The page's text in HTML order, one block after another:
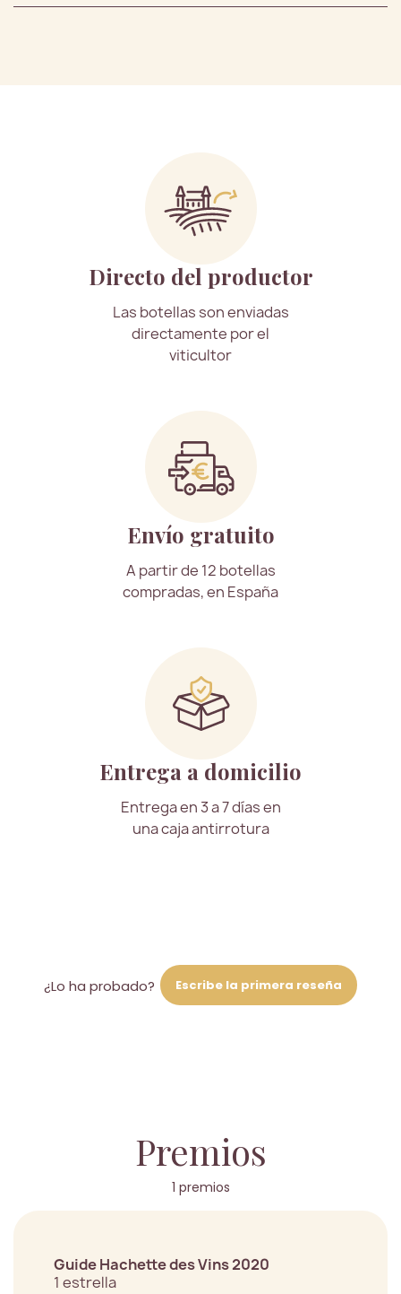
Directo del productor
Las botellas son enviadas
directamente por el
viticultor
Envío gratuito
A partir de 12 botellas
compradas, en España
Entrega a domicilio
Entrega en 3 a 7 días en
una caja antirrotura
¿Lo ha probado? Escribe la primera reseña
Premios
1 premios
Guide Hachette des Vins 2020
1 estrella